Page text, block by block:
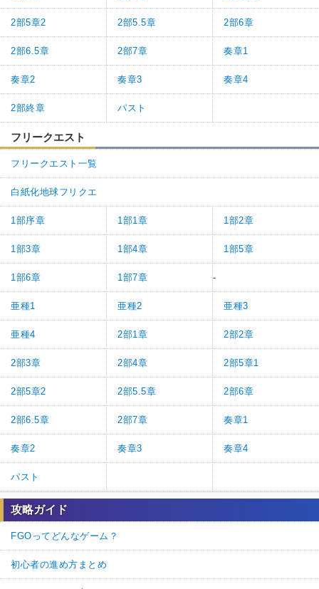
2部5章2 2部5.5章 2部6章
2部6.5章 2部7章 奏章1
奏章2 奏章3 奏章4
2部終章 パスト
フリークエスト
フリークエスト一覧
白紙化地球フリクエ
1部序章 1部1章 1部2章
1部3章 1部4章 1部5章
1部6章 1部7章 -
亜種1 亜種2 亜種3
亜種4 2部1章 2部2章
2部3章 2部4章 2部5章1
2部5章2 2部5.5章 2部6章
2部6.5章 2部7章 奏章1
奏章2 奏章3 奏章4
パスト
攻略ガイド
FGOってどんなゲーム？
初心者の進め方まとめ